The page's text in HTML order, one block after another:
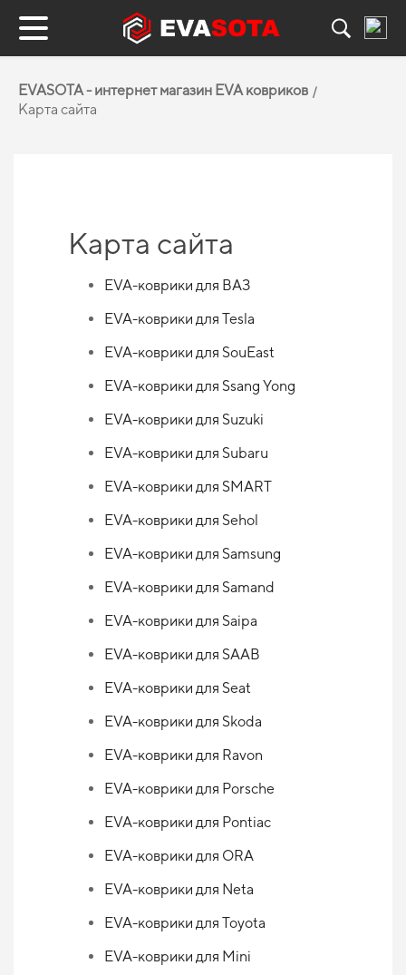
EVASOTA - интернет магазин EVA ковриков
Карта сайта
Карта сайта
EVA-коврики для ВАЗ
EVA-коврики для Tesla
EVA-коврики для SouEast
EVA-коврики для Ssang Yong
EVA-коврики для Suzuki
EVA-коврики для Subaru
EVA-коврики для SMART
EVA-коврики для Sehol
EVA-коврики для Samsung
EVA-коврики для Samand
EVA-коврики для Saipa
EVA-коврики для SAAB
EVA-коврики для Seat
EVA-коврики для Skoda
EVA-коврики для Ravon
EVA-коврики для Porsche
EVA-коврики для Pontiac
EVA-коврики для ORA
EVA-коврики для Neta
EVA-коврики для Toyota
EVA-коврики для Mini